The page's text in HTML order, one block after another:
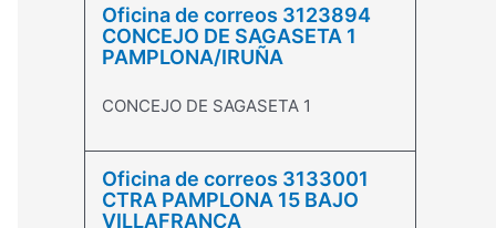
Oficina de correos 3123894
CONCEJO DE SAGASETA 1
PAMPLONA/IRUÑA
CONCEJO DE SAGASETA 1
Oficina de correos 3133001
CTRA PAMPLONA 15 BAJO
VILLAFRANCA